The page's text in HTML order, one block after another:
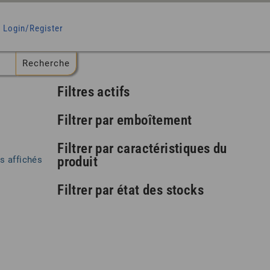
Login/Register
affichés
popularité
Filtres actifs
Filtrer par emboîtement
Filtrer par caractéristiques du
produit
Filtrer par état des stocks